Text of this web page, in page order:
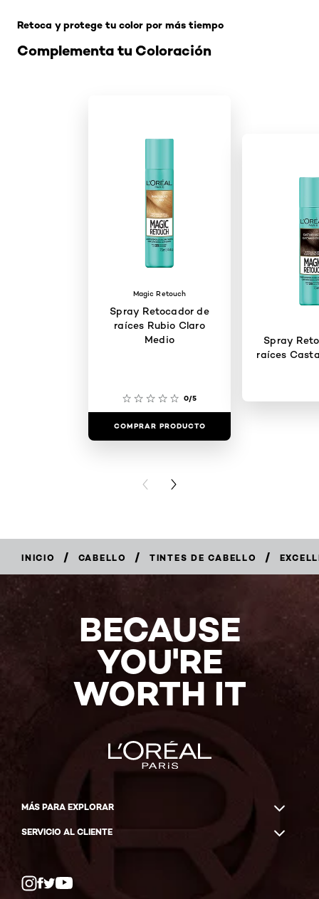
Complementa tu Coloración
Retoca y protege tu color por más tiempo
Magic Retouch
Spray Retocador de
raíces Rubio Claro
Medio
0/5
COMPRAR PRODUCTO
Spray
raíces
PREVIOUS CARD
NEXT CARD
INICIO / CABELLO / TINTES DE CABELLO /
AHORA
BECAUSE
YOU'RE
WORTH IT
MÁS PARA EXPLORAR
SERVICIO AL CLIENTE